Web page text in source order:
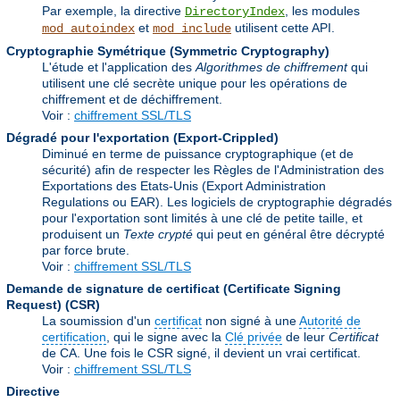
Par exemple, la directive DirectoryIndex , les modules
mod_autoindex et mod_include utilisent cette API.
Cryptographie Symétrique (Symmetric Cryptography)
L'étude et l'application des Algorithmes de chiffrementqui
utilisent une clé secrète unique pour les opérations de
chiffrement et de déchiffrement.
Voir : chiffrement SSL/TLS
Dégradé pour l'exportation (Export-Crippled)
Diminué en terme de puissance cryptographique (et de
sécurité) afin de respecter les Règles de l'Administration des
Exportations des Etats-Unis (Export Administration
Regulations ou EAR). Les logiciels de cryptographie dégradés
pour l'exportation sont limités à une clé de petite taille, et
produisent un Texte crypté qui peut en général être décrypté
par force brute.
Voir : chiffrement SSL/TLS
Demande de signature de certificat (Certificate Signing
Request) (CSR)
La soumission d'un certificat non signé à uneAutorité de
certification , qui le signe avec la Clé privée de leur Certificat
de CA. Une fois le CSR signé, il devient un vrai certificat.
Voir : chiffrement SSL/TLS
Directive